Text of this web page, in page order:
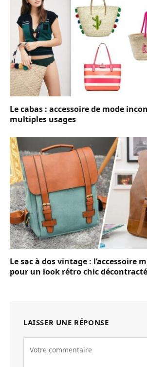
Le cabas : accessoire de mode
multiples usages
Le sac à dos vintage : l’accessoire
pour un look rétro chic décontracté
LAISSER UNE RÉPONSE